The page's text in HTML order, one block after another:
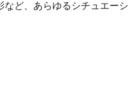
など、あらゆるシチュエーシ